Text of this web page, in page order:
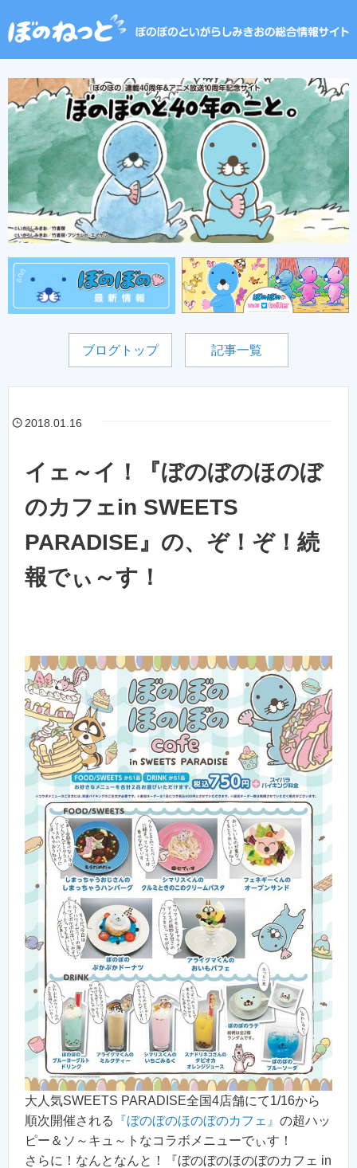
ブログトップ 記事一覧
2018.01.16
イェ～イ！『ぼのぼのほのぼ
のカフェin SWEETS
PARADISE』の、ぞ！ぞ！続
報でぃ～す！
大人気SWEETS PARADISE全国4店舗にて1/16から
順次開催される
『ぼのぼのほのぼのカフェ』 の超ハッ
ピー＆ソ～キュ～トなコラボメニューでぃす！
さらに！なんとなんと！『ぼのぼのほのぼのカフェ in